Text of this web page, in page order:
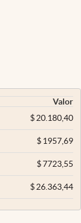
Valor
$20.180,40
$1957,69
$7723,55
$26.363,44